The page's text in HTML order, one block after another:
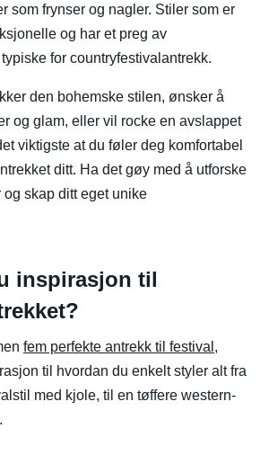
som frynser og nagler. Stiler som er
og har et preg av
for countryfestivalantrekk.
den bohemske stilen, ønsker å
og glam, eller vil rocke en avslappet
viktigste at du føler deg komfortabel
ditt. Ha det gøy med å utforske
skap ditt eget unike
inspirasjon til
fem perfekte antrekk til festival ,
til hvordan du enkelt styler alt fra
med kjole, til en tøffere western-